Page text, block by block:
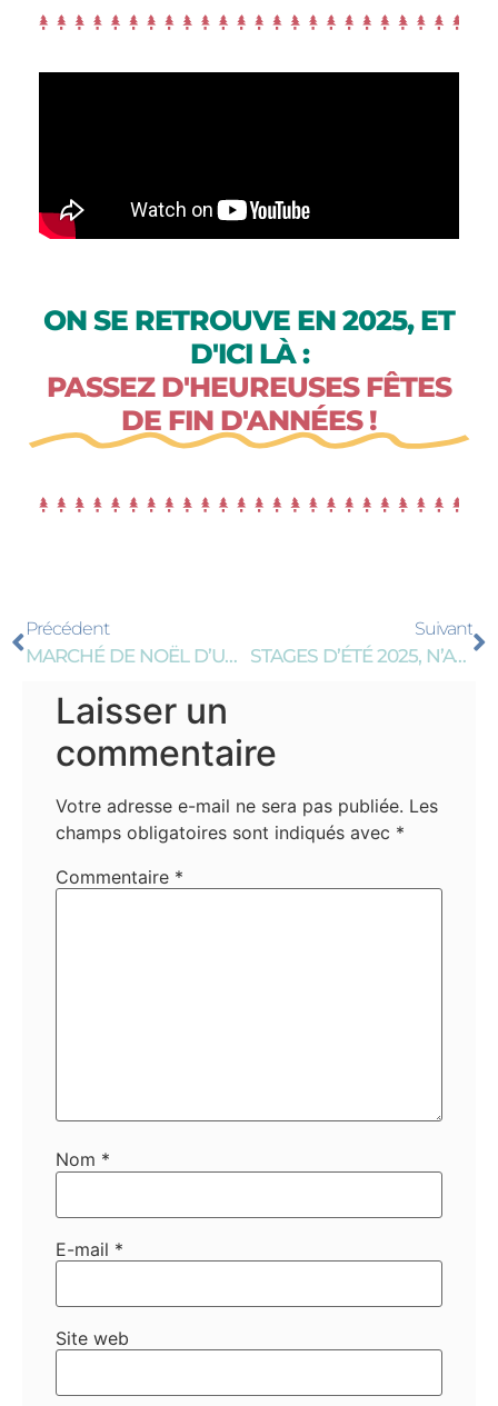
ON SE RETROUVE EN 2025, ET
D'ICI LÀ :
PASSEZ D'HEUREUSES FÊTES
DE FIN D'ANNÉES !
Précédent
MARCHÉ DE NOËL D’UXEM 2024
Suivant
STAGES D’ÉTÉ 2025, N’ATTENDEZ PAS POUR VOUS INSCRIRE !
Laisser un
commentaire
Votre adresse e-mail ne sera pas publiée. Les
champs obligatoires sont indiqués avec *
Commentaire *
Nom *
E-mail *
Site web